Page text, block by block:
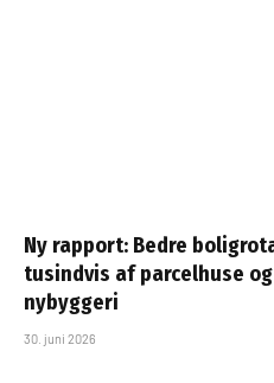
Ny rapport: Bedre
tusindvis af parcelhuse
nybyggeri
30. juni 2026